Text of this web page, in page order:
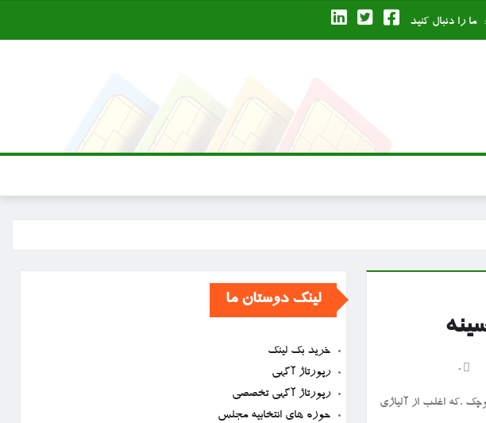
ما را دنبال کنید
0
کوچک ،که اغلب از آلیاژی
لینک دوستان ما
خرید بک لینک
رپورتاژ آگهی
رپورتاژ آگهی تخصصی
حوزه های انتخابیه مجلس